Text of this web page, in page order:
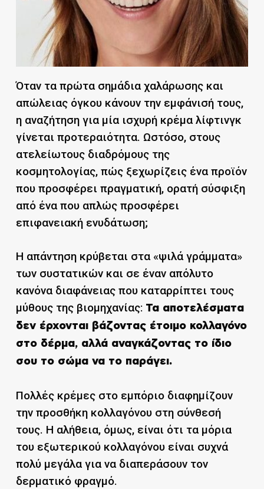
Όταν τα πρώτα σημάδια χαλάρωσης και
απώλειας όγκου κάνουν την εμφάνισή τους,
η αναζήτηση για μία ισχυρή κρέμα λίφτινγκ
γίνεται προτεραιότητα. Ωστόσο, στους
ατελείωτους διαδρόμους της
κοσμητολογίας, πώς ξεχωρίζεις ένα προϊόν
που προσφέρει πραγματική, ορατή σύσφιξη
από ένα που απλώς προσφέρει
επιφανειακή ενυδάτωση;
Η απάντηση κρύβεται στα «ψιλά γράμματα»
των συστατικών και σε έναν απόλυτο
κανόνα διαφάνειας που καταρρίπτει τους
μύθους της βιομηχανίας: Τα αποτελέσματα
δεν έρχονται βάζοντας έτοιμο κολλαγόνο
στο δέρμα, αλλά αναγκάζοντας το ίδιο
σου το σώμα να το παράγει.
Πολλές κρέμες στο εμπόριο διαφημίζουν
την προσθήκη κολλαγόνου στη σύνθεσή
τους. Η αλήθεια, όμως, είναι ότι τα μόρια
του εξωτερικού κολλαγόνου είναι συχνά
πολύ μεγάλα για να διαπεράσουν τον
δερματικό φραγμό.